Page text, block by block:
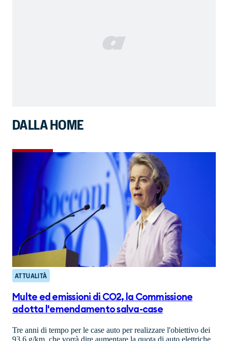
DALLA HOME
ATTUALITÀ
Multe ed emissioni di CO2, la Commissione
adotta l'emendamento salva-case
Tre anni di tempo per le case auto per realizzare l'obiettivo dei